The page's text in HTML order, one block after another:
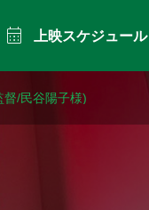
 上映スケジュール
督/民谷陽子様)